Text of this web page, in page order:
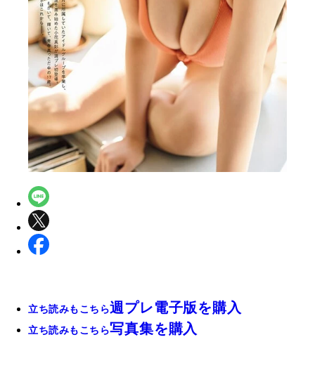
立ち読みもこちら週プレ電子版を購入
立ち読みもこちら写真集を購入